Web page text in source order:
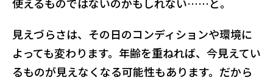
見えづらさは、その日のコンディションや環境に
よっても変わります。年齢を重ねれば、今見えてい
るものが見えなくなる可能性もあります。だから